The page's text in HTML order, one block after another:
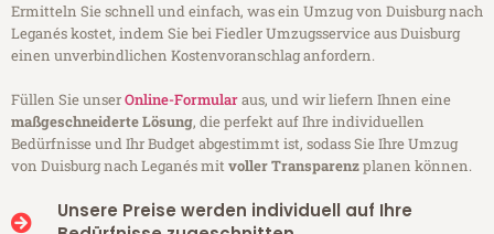
Ermitteln Sie schnell und einfach, was ein Umzug von Duisburg nach
Leganés kostet, indem Sie bei Fiedler Umzugsservice aus Duisburg
einen unverbindlichen Kostenvoranschlag anfordern.
Füllen Sie unserOnline-Formularaus, und wir liefern Ihnen eine
maßgeschneiderte Lösung, die perfekt auf Ihre individuellen
Bedürfnisse und Ihr Budget abgestimmt ist, sodass Sie Ihre Umzug
von Duisburg nach Leganés mitvoller Transparenzplanen können.
Unsere Preise werden individuell auf Ihre